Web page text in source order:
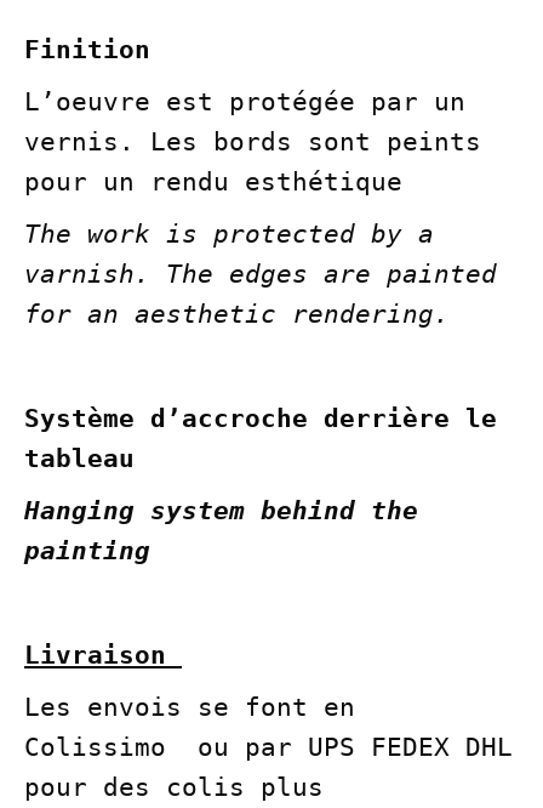
Finition
L’oeuvre est protégée par un
vernis. Les bords sont peints
pour un rendu esthétique
The work is protected by a
varnish. The edges are painted
for an aesthetic rendering.
Système d’accroche derrière le
tableau
Hanging system behind the
painting
Livraison
Les envois se font en
Colissimo ou par UPS FEDEX DHL
pour des colis plus